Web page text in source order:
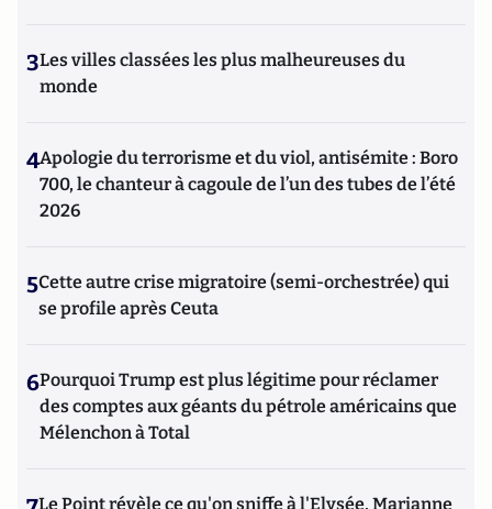
3Les villes classées les plus malheureuses du
monde
4Apologie du terrorisme et du viol, antisémite : Boro
700, le chanteur à cagoule de l’un des tubes de l’été
2026
5Cette autre crise migratoire (semi-orchestrée) qui
se profile après Ceuta
6Pourquoi Trump est plus légitime pour réclamer
des comptes aux géants du pétrole américains que
Mélenchon à Total
Le Point révèle ce qu'on sniffe à l'Elysée, Marianne